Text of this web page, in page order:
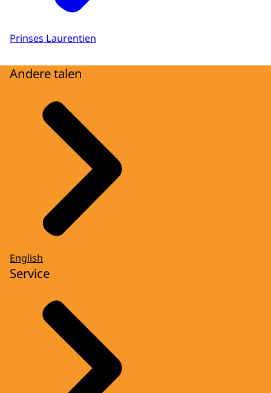
Prinses Laurentien
Andere talen
English
Service